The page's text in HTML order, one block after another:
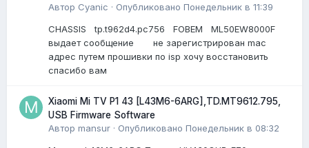
Автор Cyanic · Опубликовано Понедельник в 11:39
CHASSIS tp.t962d4.pc756 FOBEM ML50EW8000F
выдает сообщение не зарегистрирован mac
адрес путем прошивки по isp хочу восстановить
спасибо вам
Xiaomi Mi TV P1 43 [L43M6-6ARG],TD.MT9612.795,
USB Firmware Software
Автор mansur · Опубликовано Понедельник в 08:32